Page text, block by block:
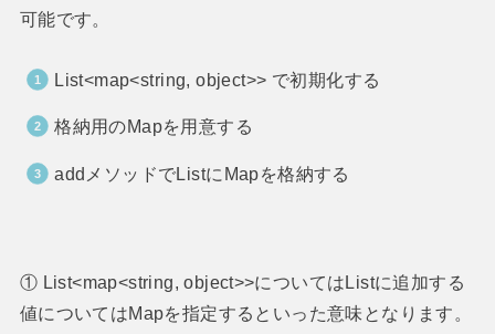
可能です。
List<map<string, object>> で初期化する
格納用のMapを用意する
addメソッドでListにMapを格納する
① List<map<string, object>>についてはListに追加する
値についてはMapを指定するといった意味となります。